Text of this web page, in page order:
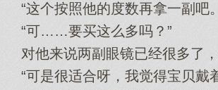
“这个按照他的度数再拿一副吧
“可……要买这么多吗？”
对他来说两副眼镜已经很多了，
“可是很适合呀，我觉得宝贝戴